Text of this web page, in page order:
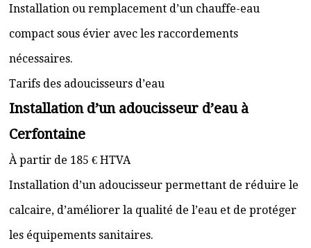
Installation ou remplacement d’un chauffe-eau
compact sous évier avec les raccordements
nécessaires.
Tarifs des adoucisseurs d’eau
Installation d’un adoucisseur d’eau à
Cerfontaine
À partir de 185 € HTVA
Installation d’un adoucisseur permettant de réduire le
calcaire, d’améliorer la qualité de l’eau et de protéger
les équipements sanitaires.